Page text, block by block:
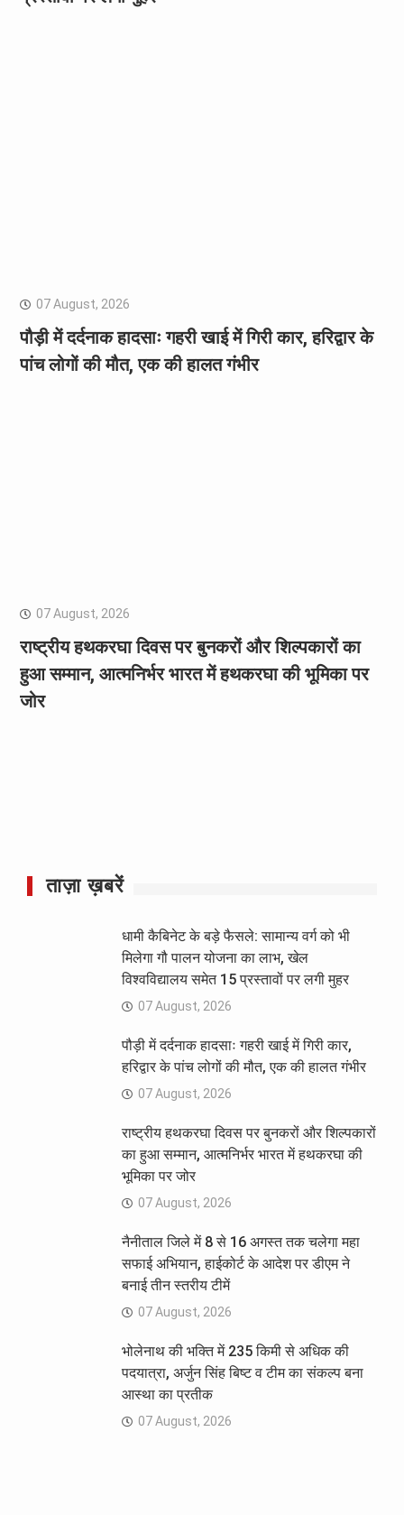
07 August, 2026
पौड़ी में दर्दनाक हादसाः गहरी खाई में गिरी कार, हरिद्वार के
पांच लोगों की मौत, एक की हालत गंभीर
07 August, 2026
राष्ट्रीय हथकरघा दिवस पर बुनकरों और शिल्पकारों का
हुआ सम्मान, आत्मनिर्भर भारत में हथकरघा की भूमिका पर
जोर
ताज़ा ख़बरें
धामी कैबिनेट के बड़े फैसले: सामान्य वर्ग को भी
मिलेगा गौ पालन योजना का लाभ, खेल
विश्वविद्यालय समेत 15 प्रस्तावों पर लगी मुहर
07 August, 2026
पौड़ी में दर्दनाक हादसाः गहरी खाई में गिरी कार,
हरिद्वार के पांच लोगों की मौत, एक की हालत गंभीर
07 August, 2026
राष्ट्रीय हथकरघा दिवस पर बुनकरों और शिल्पकारों
का हुआ सम्मान, आत्मनिर्भर भारत में हथकरघा की
भूमिका पर जोर
07 August, 2026
नैनीताल जिले में 8 से 16 अगस्त तक चलेगा महा
सफाई अभियान, हाईकोर्ट के आदेश पर डीएम ने
बनाई तीन स्तरीय टीमें
07 August, 2026
भोलेनाथ की भक्ति में 235 किमी से अधिक की
पदयात्रा, अर्जुन सिंह बिष्ट व टीम का संकल्प बना
आस्था का प्रतीक
07 August, 2026